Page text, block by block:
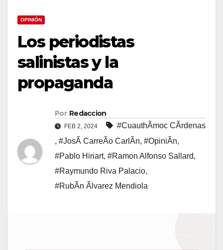
OPINIÓN
Los periodistas
salinistas y la
propaganda
Por Redaccion
FEB 2, 2024
#CuauthÃmoc CÃrdenas
, #JosÃ CarreÃo CarlÃn, #OpiniÃn,
#Pablo Hiriart, #Ramon Alfonso Sallard,
#Raymundo Riva Palacio,
#RubÃn Ãlvarez Mendiola